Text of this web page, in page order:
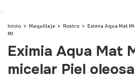
Inicio > Maquillaje > Rostro > Eximia Aqua Mat
Ml
Eximia Aqua Mat
micelar Piel